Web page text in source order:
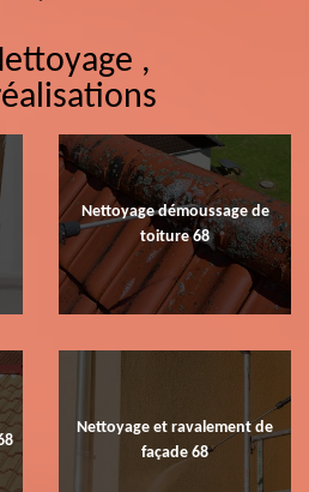
,
Nettoyage démoussage de
toiture 68
Nettoyage et ravalement de
façade 68